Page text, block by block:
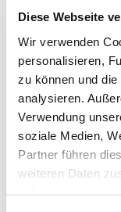
Diese Webseite
Wir verwenden
personalisieren,
zu können und
analysieren.
Verwendung
soziale Medien,
Partner führen
weiteren Daten
(1.06 € / 100 ml)